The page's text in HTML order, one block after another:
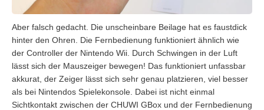
Aber falsch gedacht. Die unscheinbare Beilage hat es faustdick
hinter den Ohren. Die Fernbedienung funktioniert ähnlich wie
der Controller der Nintendo Wii. Durch Schwingen in der Luft
lässt sich der Mauszeiger bewegen! Das funktioniert unfassbar
akkurat, der Zeiger lässt sich sehr genau platzieren, viel besser
als bei Nintendos Spielekonsole. Dabei ist nicht einmal
Sichtkontakt zwischen der CHUWI GBox und der Fernbedienung